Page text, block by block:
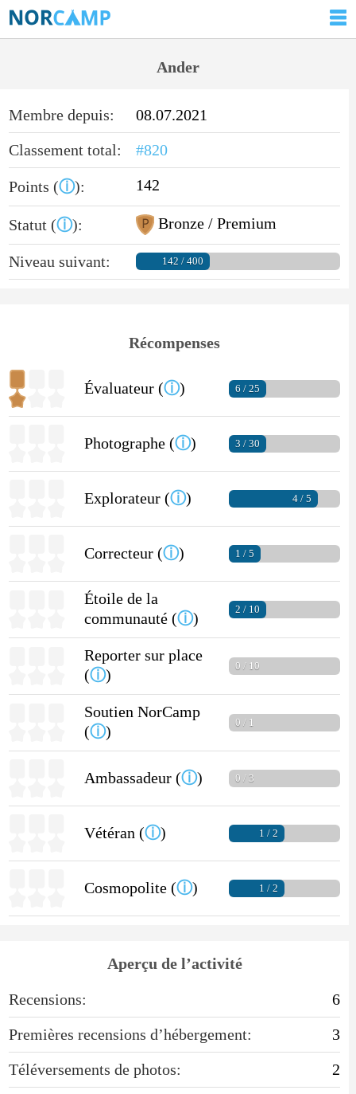
Ander
Membre depuis:
08.07.2021
Classement total:
#820
Points (ⓘ): 142
Statut (ⓘ): Bronze / Premium
Niveau suivant: 142 / 400
Récompenses
Évaluateur (ⓘ) 6 / 25
Photographe (ⓘ) 3 / 30
Explorateur (ⓘ) 4 / 5
Correcteur (ⓘ) 1 / 5
Étoile de la
communauté (ⓘ)
2 / 10
Reporter sur place
(ⓘ)
0 / 10
Soutien NorCamp
(ⓘ)
0 / 1
Ambassadeur (ⓘ) 0 / 3
Vétéran (ⓘ) 1 / 2
Cosmopolite (ⓘ) 1 / 2
Aperçu de l’activité
Recensions:
6
Premières recensions d’hébergement:
3
Téléversements de photos:
2